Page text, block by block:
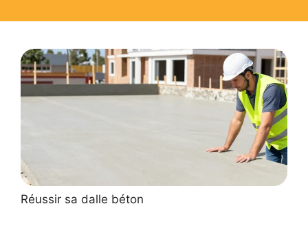
Réussir sa dalle béton